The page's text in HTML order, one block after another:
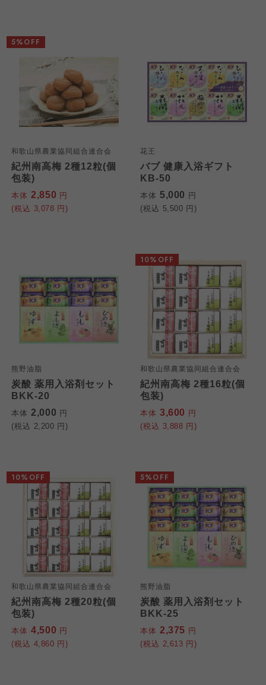
和歌山県農業協同組合連合会
紀州南高梅 2種12粒(個
包装)
本体 2,850 円
(税込 3,078 円)
5%OFF
花王
バブ 健康入浴ギフト
KB-50
本体 5,000 円
(税込 5,500 円)
熊野油脂
炭酸 薬用入浴剤セット
BKK-20
本体 2,000 円
(税込 2,200 円)
和歌山県農業協同組合連合会
紀州南高梅 2種16粒(個
包装)
本体 3,600 円
(税込 3,888 円)
10%OFF
和歌山県農業協同組合連合会
紀州南高梅 2種20粒(個
包装)
本体 4,500 円
(税込 4,860 円)
10%OFF
熊野油脂
炭酸 薬用入浴剤セット
BKK-25
本体 2,375 円
(税込 2,613 円)
5%OFF